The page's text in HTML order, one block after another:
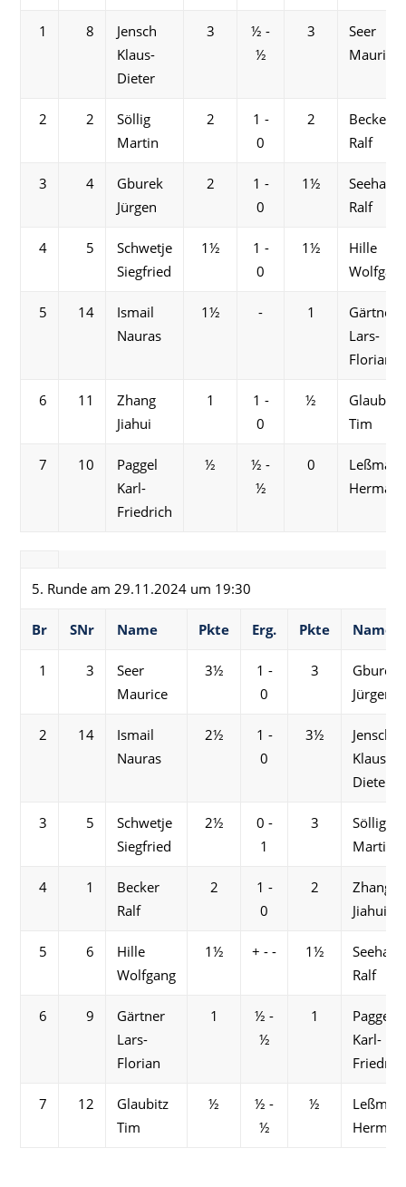
1 8
Jensch
Klaus-
Dieter
3
½ -
½
3
Seer
Maurice
2 2
Söllig
Martin
2
1 -
0
2
Becker
Ralf
3 4
Gburek
Jürgen
2
1 -
0
1½
Ralf
4 5
Schwetje
Siegfried
1½
1 -
0
1½
Hille
5 14
Ismail
Nauras
1½ - 1
Gärtner
Lars-
Florian
6 11
Zhang
Jiahui
1
1 -
0
½
Glaubitz
Tim
7 10
Paggel
Karl-
Friedrich
½
½ -
½
0
5. Runde am 29.11.2024 um 19:30
Br SNr Name Pkte Erg. Pkte Name
1 3
Seer
Maurice
3½
1 -
0
3
Gburek
Jürgen
2 14
Ismail
Nauras
2½
1 -
0
3½
Jensch
Klaus-
Dieter
3 5
Schwetje
Siegfried
2½
0 -
1
3
Söllig
Martin
4 1
Becker
Ralf
2
1 -
0
2
Zhang
Jiahui
5 6
Hille
Wolfgang
1½ + - - 1½
Ralf
6 9
Gärtner
Lars-
Florian
1
½ -
½
1
Paggel
Karl-
7 12
Glaubitz
Tim
½
½ -
½
½